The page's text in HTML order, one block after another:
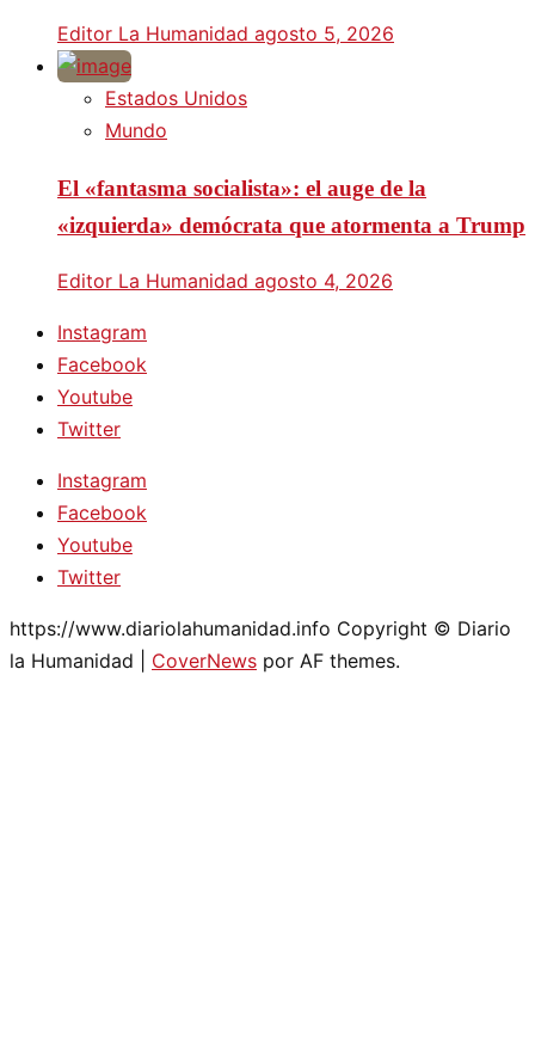
Editor La Humanidad agosto 5, 2026
Estados Unidos
Mundo
El «fantasma socialista»: el auge de la
«izquierda» demócrata que atormenta a Trump
Editor La Humanidad agosto 4, 2026
Instagram
Facebook
Youtube
Twitter
Instagram
Facebook
Youtube
Twitter
https://www.diariolahumanidad.info Copyright © Diario
la Humanidad
CoverNews por AF themes.